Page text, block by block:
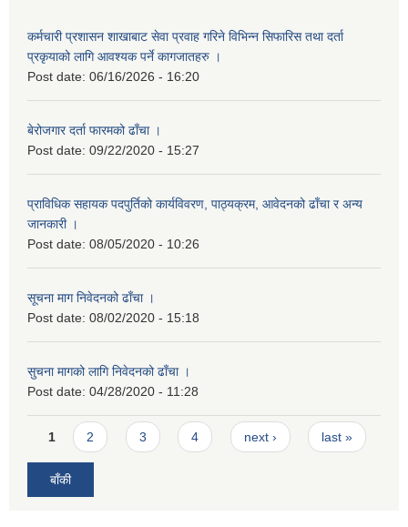
कर्मचारी प्रशासन शाखाबाट सेवा प्रवाह गरिने विभिन्न सिफारिस तथा दर्ता
प्रकृयाको लागि आवश्यक पर्ने कागजातहरु ।
Post date: 06/16/2026 - 16:20
बेरोजगार दर्ता फारमको ढाँचा ।
Post date: 09/22/2020 - 15:27
प्राविधिक सहायक पदपुर्तिको कार्यविवरण, पाठ्यक्रम, आवेदनको ढाँचा र अन्य
जानकारी ।
Post date: 08/05/2020 - 10:26
सूचना माग निवेदनको ढाँचा ।
Post date: 08/02/2020 - 15:18
सुचना मागको लागि निवेदनको ढाँचा ।
Post date: 04/28/2020 - 11:28
Pages
1 2 3 4 next › last »
बाँकी